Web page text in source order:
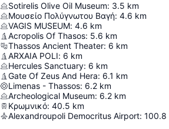
Sotirelis Olive Oil Museum: 3.5 km
Μουσείο Πολύγνωτου Βαγή: 4.6 km
VAGIS MUSEUM: 4.6 km
Acropolis Of Thasos: 5.6 km
Thassos Ancient Theater: 6 km
ARXAIA POLI: 6 km
Hercules Sanctuary: 6 km
Gate Of Zeus And Hera: 6.1 km
Limenas - Thassos: 6.2 km
Archeological Museum: 6.2 km
Κρωμνικό: 40.5 km
Alexandroupoli Democritus Airport: 100.8